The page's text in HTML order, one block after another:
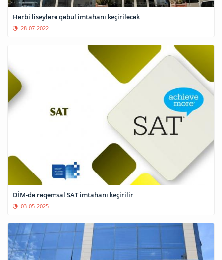
Hərbi liseylərə qəbul imtahanı keçiriləcək
28-07-2022
DİM-də rəqəmsal SAT imtahanı keçirilir
03-05-2025